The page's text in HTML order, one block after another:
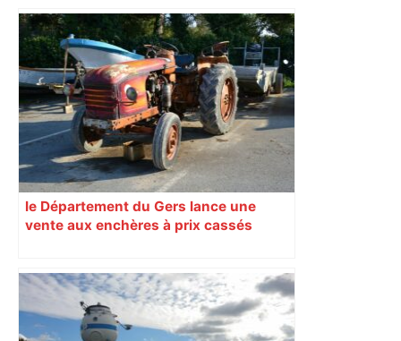
le Département du Gers lance une
vente aux enchères à prix cassés